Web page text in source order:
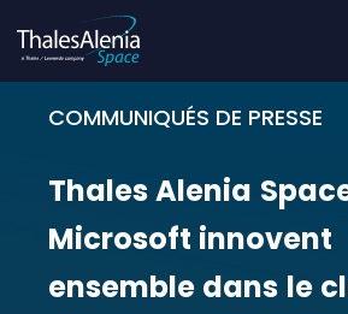
COMMUNIQUÉS DE PRESSE
Thales Alenia
ThalesAlenia
Microsoft innovent
ensemble dans le